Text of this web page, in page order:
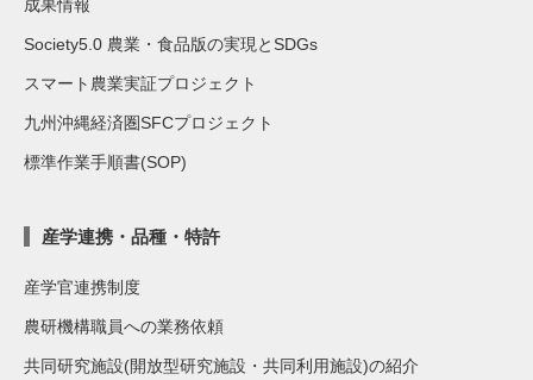
成果情報
Society5.0 農業・食品版の実現とSDGs
スマート農業実証プロジェクト
九州沖縄経済圏SFCプロジェクト
標準作業手順書(SOP)
産学連携・品種・特許
産学官連携制度
農研機構職員への業務依頼
共同研究施設(開放型研究施設・共同利用施設)の紹介